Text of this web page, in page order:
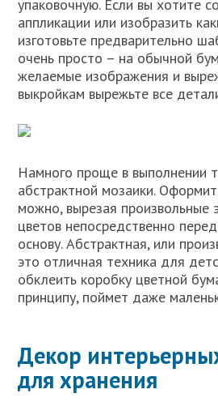
упаковочную. Если вы хотите
аппликации или изобразить
изготовьте предварительно
очень просто – на обычной
желаемые изображения и
выкройкам вырежьте все
Намного проще в выполнении
абстрактной мозаики.
можно, вырезая произвольные
цветов непосредственно
основу. Абстрактная, или
это отличная техника для
обклеить коробку цветной
принципу, поймет даже
Декор
для хранения